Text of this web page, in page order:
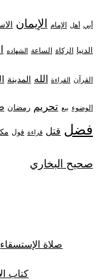
أبي أهل الإمام الإيمان
الدنيا الزكاة الساعة الشهاده
القرآن القراءة الله المدينة
الوضوء بيع تحريم رمضان
فضل قتل قراءة قول
صحيح البخاري
صلاة الإستسقاء
كتاب